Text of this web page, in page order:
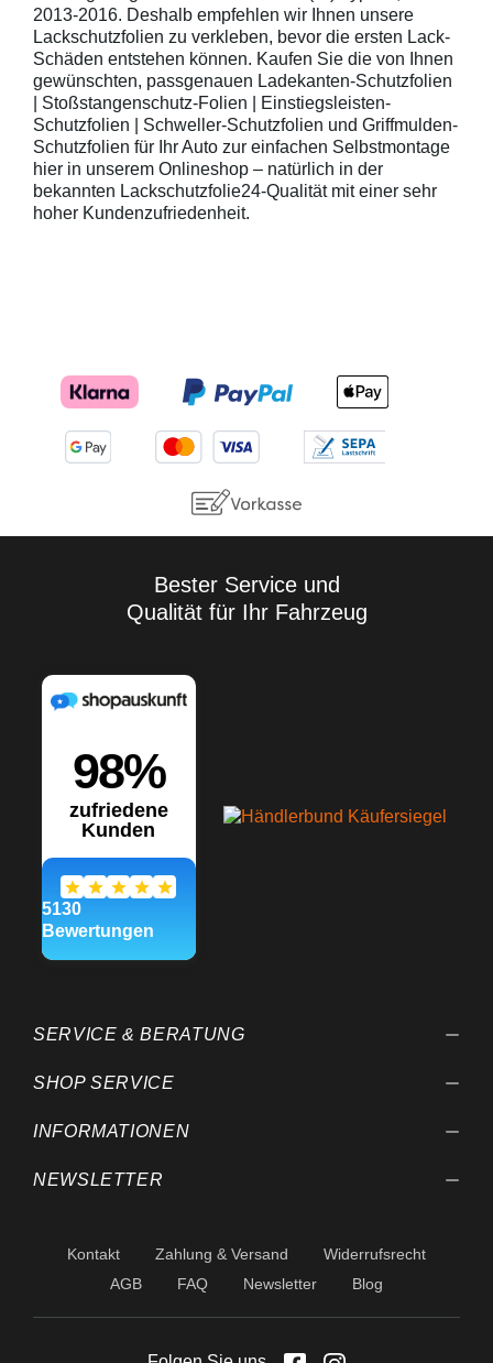
2013-2016. Deshalb empfehlen wir Ihnen unsere
Lackschutzfolien zu verkleben, bevor die ersten Lack-
Schäden entstehen können. Kaufen Sie die von Ihnen
gewünschten, passgenauen Ladekanten-Schutzfolien
| Stoßstangenschutz-Folien | Einstiegsleisten-
Schutzfolien | Schweller-Schutzfolien und Griffmulden-
Schutzfolien für Ihr Auto zur einfachen Selbstmontage
hier in unserem Onlineshop – natürlich in der
bekannten Lackschutzfolie24-Qualität mit einer sehr
hoher Kundenzufriedenheit.
Bester Service und
Qualität für Ihr Fahrzeug
SERVICE & BERATUNG
SHOP SERVICE
INFORMATIONEN
NEWSLETTER
Kontakt Zahlung & Versand
Widerrufsrecht
AGB
FAQ Newsletter Blog